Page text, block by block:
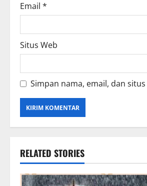
Email *
Situs Web
Simpan nama, email, dan
RELATED STORIES